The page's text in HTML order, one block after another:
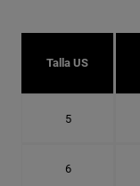
Talla US
5
6